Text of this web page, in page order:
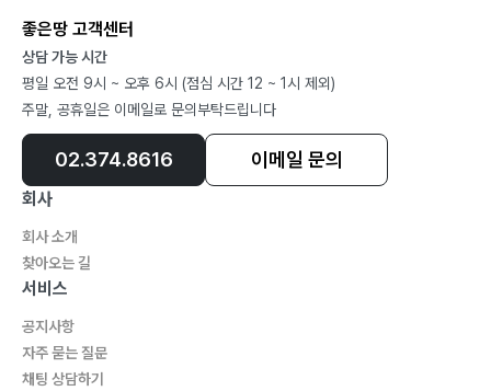
남해 독일마을
남해 다랭이마을 ? 남원 광한루 ? 삼천대교 유채꽃 향기 ?
이별의 사연을 품은 오리정
진안 메타세쿼이아 얘기 ? 봄이 찾아온 목장 일출 ? 붕어
섬 ? 섬이 아닌 섬 계화도
부안 솔섬 ? 채석강 ? 강천산 ? 장보고 ? 군산 선유도 ?
개암사 ? 꿈결 같은 아침 수목원 ? 육영수 여사 생가 ? 선
운사 동백꽃
내리는 동산
아들과 여의도 봄꽃 축제 ? 강화도 바람길 떠나 ? 방포항_
좋은땅 고객센터
상담 가능 시간
평일 오전 9시 ~ 오후 6시 (점심 시간 12 ~ 1시 제외)
주말, 공휴일은 이메일로 문의부탁드립니다
02.374.8616 이메일 문의
회사
회사 소개
찾아오는 길
서비스
공지사항
자주 묻는 질문
채팅 상담하기